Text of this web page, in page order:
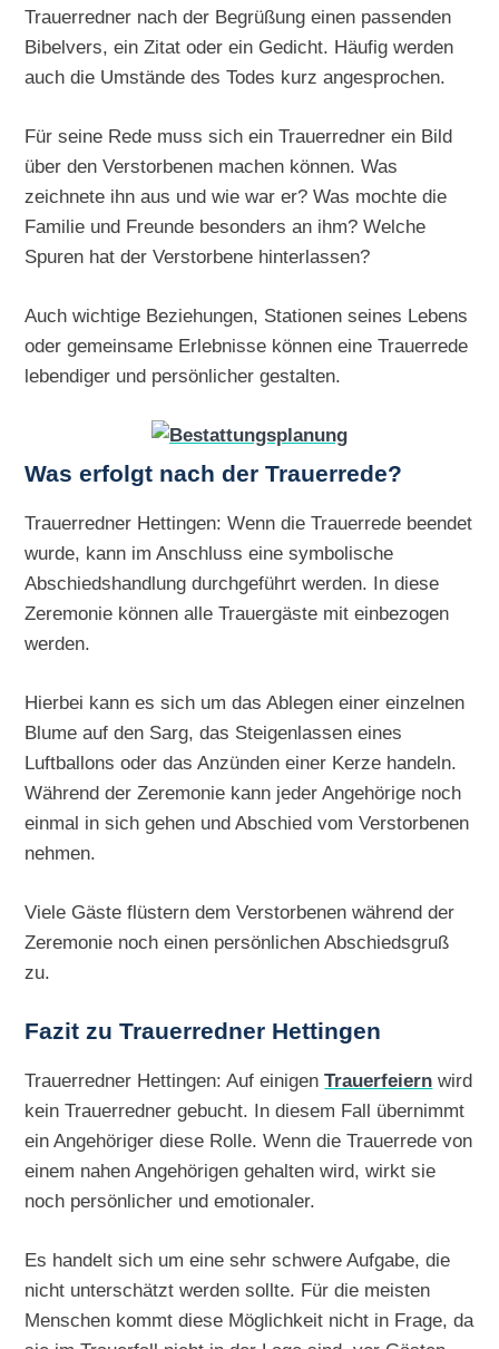
Trauerredner nach der Begrüßung einen passenden
Bibelvers, ein Zitat oder ein Gedicht. Häufig werden
auch die Umstände des Todes kurz angesprochen.
Für seine Rede muss sich ein Trauerredner ein Bild
über den Verstorbenen machen können. Was
zeichnete ihn aus und wie war er? Was mochte die
Familie und Freunde besonders an ihm? Welche
Spuren hat der Verstorbene hinterlassen?
Auch wichtige Beziehungen, Stationen seines Lebens
oder gemeinsame Erlebnisse können eine Trauerrede
lebendiger und persönlicher gestalten.
Was erfolgt nach der Trauerrede?
Trauerredner Hettingen: Wenn die Trauerrede beendet
wurde, kann im Anschluss eine symbolische
Abschiedshandlung durchgeführt werden. In diese
Zeremonie können alle Trauergäste mit einbezogen
werden.
Hierbei kann es sich um das Ablegen einer einzelnen
Blume auf den Sarg, das Steigenlassen eines
Luftballons oder das Anzünden einer Kerze handeln.
Während der Zeremonie kann jeder Angehörige noch
einmal in sich gehen und Abschied vom Verstorbenen
nehmen.
Viele Gäste flüstern dem Verstorbenen während der
Zeremonie noch einen persönlichen Abschiedsgruß
zu.
Fazit zu Trauerredner Hettingen
Trauerredner Hettingen: Auf einigenTrauerfeiern wird
kein Trauerredner gebucht. In diesem Fall übernimmt
ein Angehöriger diese Rolle. Wenn die Trauerrede von
einem nahen Angehörigen gehalten wird, wirkt sie
noch persönlicher und emotionaler.
Es handelt sich um eine sehr schwere Aufgabe, die
nicht unterschätzt werden sollte. Für die meisten
Menschen kommt diese Möglichkeit nicht in Frage, da